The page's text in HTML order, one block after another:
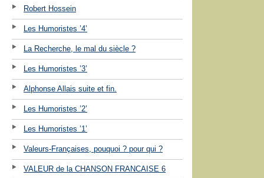
Robert Hossein
Les Humoristes ’4’
La Recherche, le mal du siècle ?
Les Humoristes ’3’
Alphonse Allais suite et fin.
Les Humoristes ’2’
Les Humoristes ’1’
Valeurs-Françaises, pouquoi ? pour qui ?
VALEUR de la CHANSON FRANCAISE 6